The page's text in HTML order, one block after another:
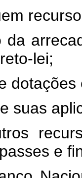
lei;
e